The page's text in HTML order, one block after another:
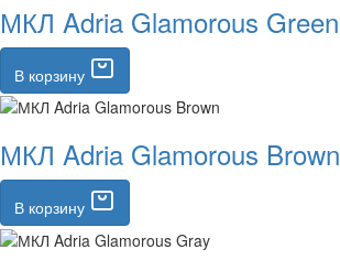
МКЛ Adria Glamorous Green
В корзину
МКЛ Adria Glamorous Brown
В корзину